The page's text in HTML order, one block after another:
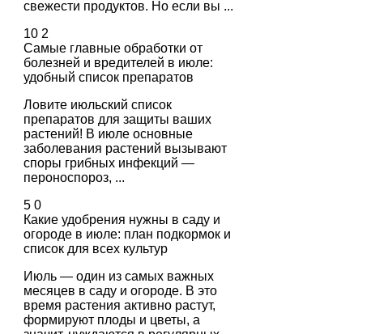
свежести продуктов. Но если вы ...
10 2
Самые главные обработки от
болезней и вредителей в июле:
удобный список препаратов
Ловите июльский список
препаратов для защиты ваших
растений! В июле основные
заболевания растений вызывают
споры грибных инфекций —
пероноспороз, ...
5 0
Какие удобрения нужны в саду и
огороде в июле: план подкормок и
список для всех культур
Июль — один из самых важных
месяцев в саду и огороде. В это
время растения активно растут,
формируют плоды и цветы, а